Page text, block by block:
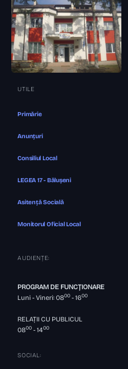
UTILE
Primărie
Anunțuri
Consiliul Local
LEGEA 17 - Bălușeni
Asitență Socială
Monitorul Oficial Local
AUDIENȚE:
PROGRAM DE FUNCȚIONARE
Luni - Vineri: 0800 - 1600
RELAȚII CU PUBLICUL
0800 - 1400
SOCIAL: